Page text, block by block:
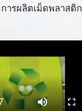
การผลิตเม็ดพลาสติก